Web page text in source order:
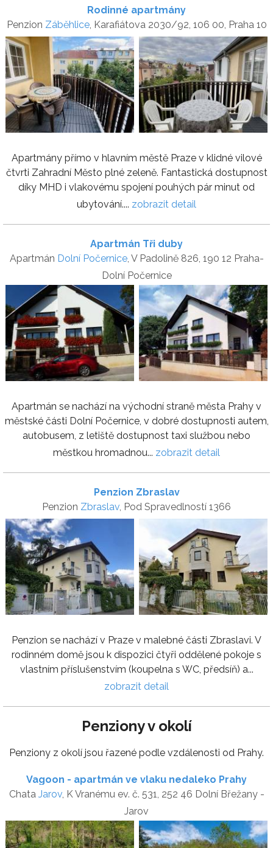
Rodinné apartmány
Penzion Záběhlice, Karafiátova 2030/92, 106 00, Praha 10
Apartmány přímo v hlavním městě Praze v klidné vilové
čtvrti Zahradní Město plné zeleně. Fantastická dostupnost
díky MHD i vlakovému spojení pouhých pár minut od
ubytování.... zobrazit detail
Apartmán Tři duby
Apartmán Dolní Počernice, V Padolině 826, 190 12 Praha-
Dolní Počernice
Apartmán se nachází na východní straně města Prahy v
městské části Dolní Počernice, v dobré dostupnosti autem,
autobusem, z letiště dostupnost taxi službou nebo
městkou hromadnou... zobrazit detail
Penzion Zbraslav
Penzion Zbraslav, Pod Spravedlností 1366
Penzion se nachází v Praze v malebné části Zbraslavi. V
rodinném domě jsou k dispozici čtyři oddělené pokoje s
vlastním příslušenstvím (koupelna s WC, předsíň) a...
zobrazit detail
Penziony v okolí
Penziony z okolí jsou řazené podle vzdálenosti od Prahy.
Vagoon - apartmán ve vlaku nedaleko Prahy
Chata Jarov, K Vranému ev. č. 531, 252 46 Dolní Břežany -
Jarov